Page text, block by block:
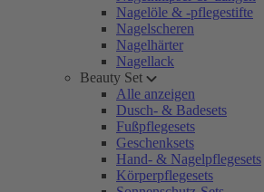
Nagelöle & -pflegestifte
Nagelscheren
Nagelhärter
Nagellack
Beauty Set
Alle anzeigen
Dusch- & Badesets
Fußpflegesets
Geschenksets
Hand- & Nagelpflegesets
Körperpflegesets